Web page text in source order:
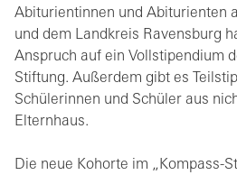
Abiturientinnen und Abiturienten
und dem Landkreis Ravensburg
Anspruch auf ein Vollstipendium
Stiftung. Außerdem gibt es
Schülerinnen und Schüler aus
Elternhaus.
Die neue Kohorte im „Kompass-